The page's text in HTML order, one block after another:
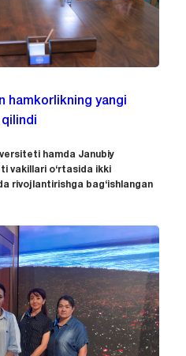
hamkorlikning yangi
hamda Janubiy
vakillari o‘rtasida ikki
rivojlantirishga bag‘ishlangan